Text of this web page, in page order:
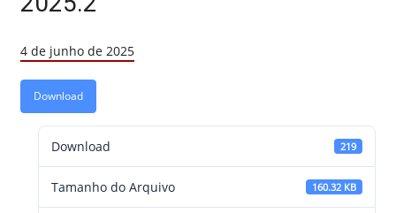
4 de junho de 2025
Download
Download 219
Tamanho do Arquivo 160.32 KB